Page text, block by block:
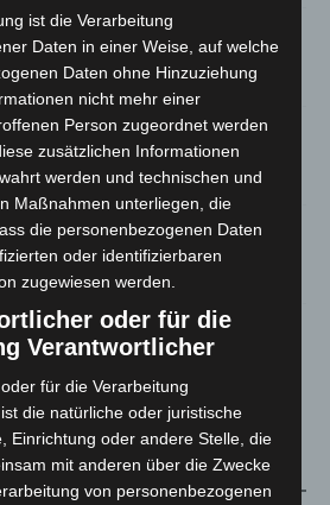
Population in Niedersachsen
in Neuwarmbüchen schnell
neue Notfallsanitäter starten beim
über A7 – Polizei sucht
ist die Verarbeitung
Daten in einer Weise, auf welche
Daten ohne Hinzuziehung
nicht mehr einer
Person zugeordnet werden
zusätzlichen Informationen
werden und technischen und
Maßnahmen unterliegen, die
die personenbezogenen Daten
oder identifizierbaren
zugewiesen werden.
oder für die
Verantwortlicher
für die Verarbeitung
die natürliche oder juristische
Einrichtung oder andere Stelle, die
mit anderen über die Zwecke
von personenbezogenen